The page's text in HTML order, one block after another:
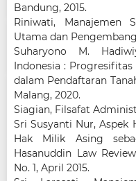
Bandung, 2015.
Riniwati, Manajemen
Utama dan
Suharyono M.
Indonesia :
dalam Pendaftaran
Malang, 2020.
Siagian, Filsafat
Sri Susyanti Nur, Aspek
Hak Milik Asing
Hasanuddin Law
No. 1, April 2015.